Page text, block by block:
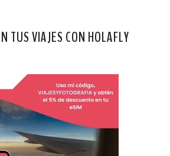
TUS VIAJES CON HOLAFLY